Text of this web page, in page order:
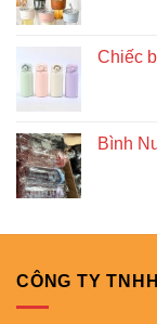
Chiếc
Bình
CÔNG TY